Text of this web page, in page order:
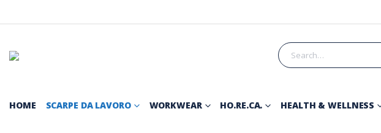
HOME SCARPE DA LAVORO WORKWEAR HO.RE.CA. HEALTH & WELLNESS